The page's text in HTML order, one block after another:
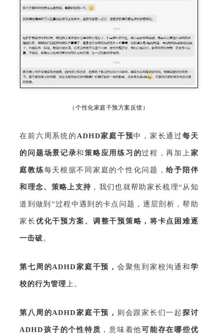
（个性化家庭干预方案反馈）
在前六周系统的 ADHD家庭干预中，家长通过每天
的问题场景记录和策略应用练习的过程，再加上 家
庭教练每天根据不同家庭的个性化问题，给予陪伴
和理念、策略上支持 ，我们也就帮助家长梳理“从知
道到做到”过程中遇到的卡点问题，逐层剖析，帮助
家长优化干预方案、调整干预策略 ，将卡点困难逐
一击破。
第七周的ADHD家庭干预， 会聚焦到家校沟通和学
校的行为管理 上。
第八周的ADHD家庭干预 ， 则会跟家长们一起探讨
ADHD孩子的个性特质 ，意味着他可能存在哪些优